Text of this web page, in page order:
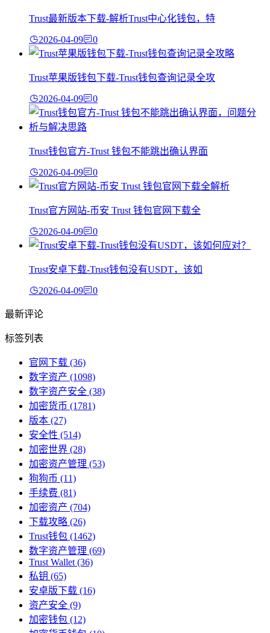
Trust最新版本下载-解析Trust中心化钱包，特
2026-04-09 0
Trust苹果版钱包下载-Trust钱包查询记录全攻
2026-04-09 0
Trust钱包官方-Trust 钱包不能跳出确认界面
2026-04-09 0
Trust官方网站-币安 Trust 钱包官网下载全
2026-04-09 0
Trust安卓下载-Trust钱包没有USDT，该如
2026-04-09 0
最新评论
标签列表
官网下载 (36)
数字资产 (1098)
数字资产安全 (38)
加密货币 (1781)
版本 (27)
安全性 (514)
加密世界 (28)
加密资产管理 (53)
狗狗币 (11)
手续费 (81)
加密资产 (704)
下载攻略 (26)
Trust钱包 (1462)
数字资产管理 (69)
Trust Wallet (36)
私钥 (65)
安卓版下载 (16)
资产安全 (9)
加密钱包 (12)